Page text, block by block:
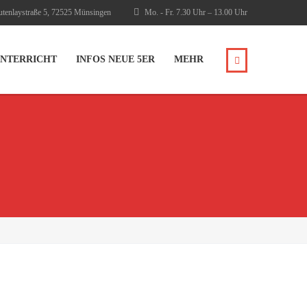
Mo. - Fr. 7.30 Uhr – 13.00 Uhr
5, 72525 Münsingen
INFOS NEUE 5ER MEHR